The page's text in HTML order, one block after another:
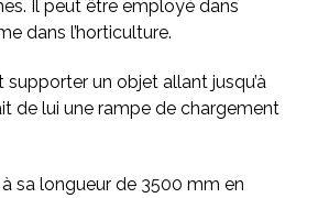
Il peut être employé dans
dans l’horticulture.
supporter un objet allant jusqu’à
de lui une rampe de chargement
sa longueur de 3500 mm en